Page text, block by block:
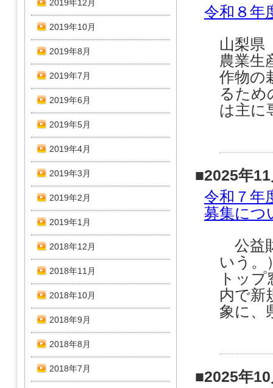
令和８年
山梨県
農業生
作物の
るため
は主に
■2025年
令和７年
募集につ
公益
いう。
トッ
内で新
象に、
■2025年
2019年12月
2019年10月
2019年8月
2019年7月
2019年6月
2019年5月
2019年4月
2019年3月
2019年2月
2019年1月
2018年12月
2018年11月
2018年10月
2018年9月
2018年8月
2018年7月